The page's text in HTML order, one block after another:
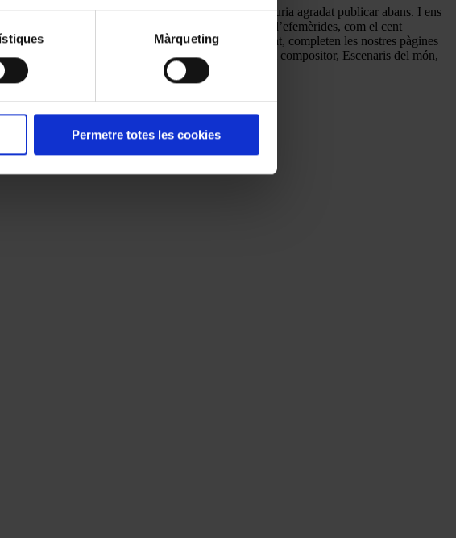
Màrqueting
Permetre totes les cookies
dediquem en aquest número el Dossier que ens hauria agradat publicar abans. I ens
les biblioteques. D’altra banda, ens fem ressò d’efemèrides, com el cent
Amat, que es commemorarà l’any que ve. Finalment, completen les nostres pàgines
i les seccions habituals La casa dels cants, El compositor, Escenaris del món,